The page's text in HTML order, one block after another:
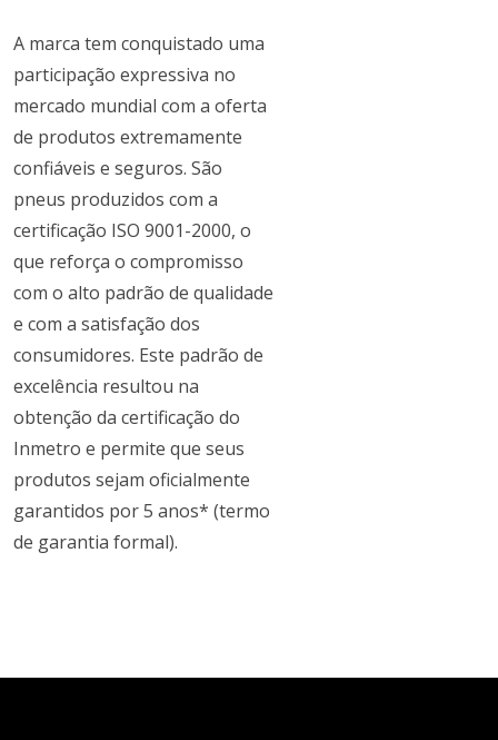
A marca tem conquistado uma
participação expressiva no
mercado mundial com a oferta
de produtos extremamente
confiáveis e seguros. São
pneus produzidos com a
certificação ISO 9001-2000, o
que reforça o compromisso
com o alto padrão de qualidade
e com a satisfação dos
consumidores. Este padrão de
excelência resultou na
obtenção da certificação do
Inmetro e permite que seus
produtos sejam oficialmente
garantidos por 5 anos* (termo
de garantia formal).